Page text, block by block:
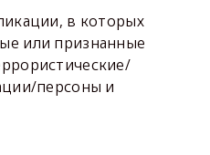
в которых
или признанные
персоны и